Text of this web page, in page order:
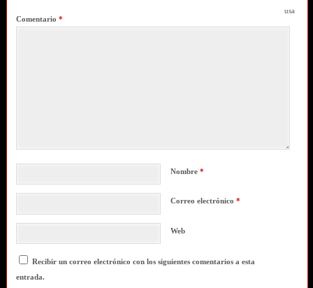
Comentario *
Nombre *
Correo electrónico *
Web
Recibir un correo electrónico con los siguientes comentarios a esta
entrada.
usa